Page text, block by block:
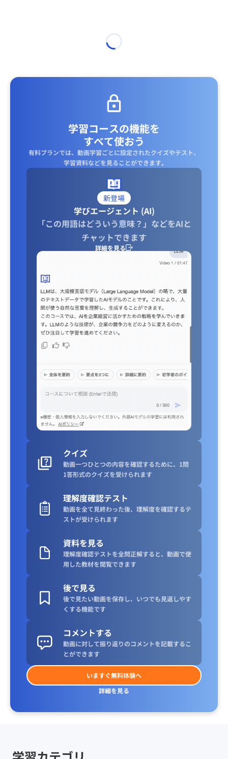
学習コースの機能を
すべて使おう
有料プランでは、動画学習ごとに設定されたクイズやテスト、
学習資料などを見ることができます｡
新登場
学びエージェント (AI)
「この用語はどういう意味？」などをAIと
チャットできます
詳細を見る
クイズ
動画一つひとつの内容を確認するために、1問
1答形式のクイズを受けられます
理解度確認テスト
動画を全て見終わった後、理解度を確認するテ
ストが受けられます
資料を見る
理解度確認テストを全問正解すると、動画で使
用した教材を閲覧できます
後で見る
後で見たい動画を保存し、いつでも見返しやす
くする機能です
コメントする
動画に対して振り返りのコメントを記載するこ
とができます
いますぐ無料体験へ
詳細を見る